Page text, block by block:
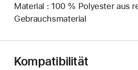
Material : 100 % Polyester aus
Gebrauchsmaterial
Kompatibilität